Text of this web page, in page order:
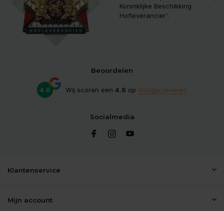
Koninklijke Beschikking
Hofleverancier'.
Beoordelen
4.6 Wij scoren een 4.6 op Google reviews
Socialmedia
Klantenservice
Mijn account